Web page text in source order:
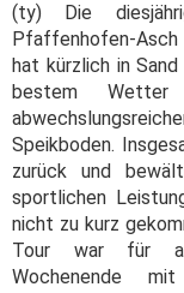
(ty) Die
Pfaffenhofen-
hat kürzlich in
bestem
Speikboden.
zurück und
sportlichen
nicht zu kurz
Tour war für
Wochenende